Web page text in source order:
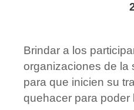
Brindar a los
organizaciones de la
para que inicien su
quehacer para poder